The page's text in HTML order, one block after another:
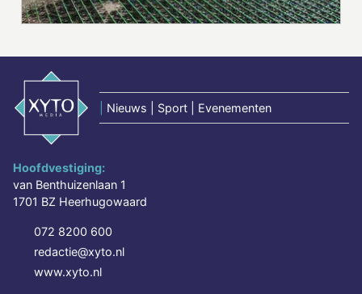
Nieuws | Sport | Evenementen
Hoofdvestiging:
van Benthuizenlaan 1
1701 BZ Heerhugowaard
072 8200 600
redactie@xyto.nl
www.xyto.nl